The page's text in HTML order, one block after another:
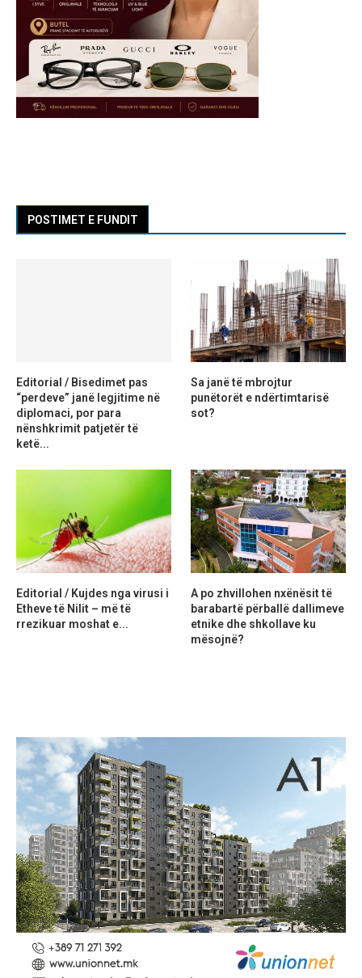
POSTIMET E FUNDIT
Editorial / Bisedimet pas
“perdeve” janë legjitime në
diplomaci, por para
nënshkrimit patjetër të
ketë...
Sa janë të mbrojtur
punëtorët e ndërtimtarisë
sot?
Editorial / Kujdes nga virusi i
Etheve të Nilit – më të
rrezikuar moshat e...
A po zhvillohen nxënësit të
barabartë përballë dallimeve
etnike dhe shkollave ku
mësojnë?